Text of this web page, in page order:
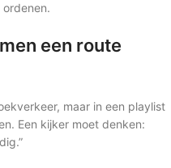
ordenen.
een route
maar in een playlist
Een kijker moet denken: